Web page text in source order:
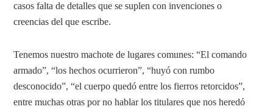
casos falta de detalles que se suplen con invenciones o
creencias del que escribe.
Tenemos nuestro machote de lugares comunes: “El comando
armado”, “los hechos ocurrieron”, “huyó con rumbo
desconocido”, “el cuerpo quedó entre los fierros retorcidos”,
entre muchas otras por no hablar los titulares que nos heredó